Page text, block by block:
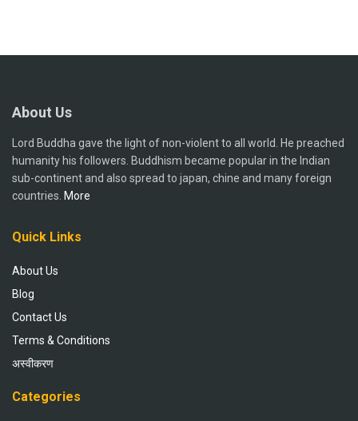
About Us
Lord Buddha gave the light of non-violent to all world. He preached
humanity his followers. Buddhism became popular in the Indian
sub-continent and also spread to japan, chine and many foreign
countries. More
Quick Links
About Us
Blog
Contact Us
Terms & Conditions
अस्वीकरण
Categories